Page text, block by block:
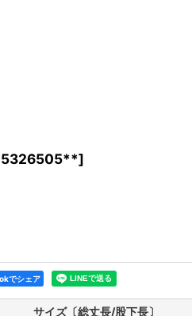
]
でシェア
サイズ〔総丈長/股下長〕